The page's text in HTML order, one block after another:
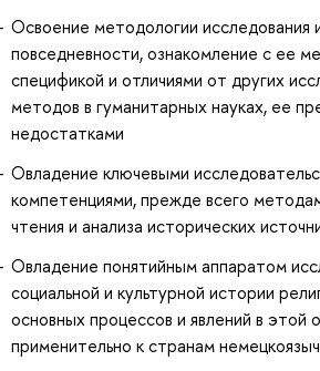
Освоение методологии исследования
повседневности, ознакомление с ее
спецификой и отличиями от других
методов в гуманитарных науках, ее
недостатками
Овладение ключевыми
компетенциями, прежде всего
чтения и анализа исторических
Овладение понятийным аппаратом
социальной и культурной истории
основных процессов и явлений в этой
применительно к странам